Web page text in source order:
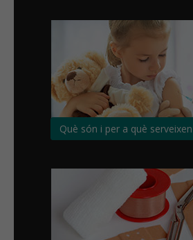
Què són i per a què